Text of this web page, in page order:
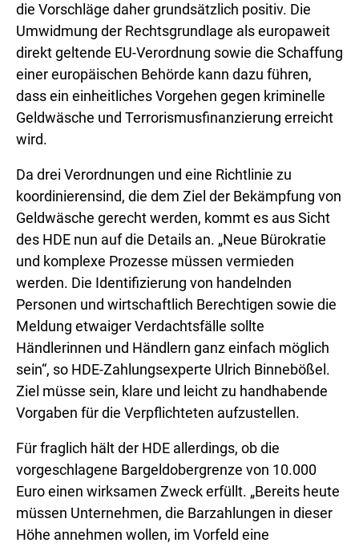
die Vorschläge daher grundsätzlich positiv. Die
Umwidmung der Rechtsgrundlage als europaweit
direkt geltende EU-Verordnung sowie die Schaffung
einer europäischen Behörde kann dazu führen,
dass ein einheitliches Vorgehen gegen kriminelle
Geldwäsche und Terrorismusfinanzierung erreicht
wird.
Da drei Verordnungen und eine Richtlinie zu
koordinierensind, die dem Ziel der Bekämpfung von
Geldwäsche gerecht werden, kommt es aus Sicht
des HDE nun auf die Details an. „Neue Bürokratie
und komplexe Prozesse müssen vermieden
werden. Die Identifizierung von handelnden
Personen und wirtschaftlich Berechtigen sowie die
Meldung etwaiger Verdachtsfälle sollte
Händlerinnen und Händlern ganz einfach möglich
sein“, so HDE-Zahlungsexperte Ulrich Binnebößel.
Ziel müsse sein, klare und leicht zu handhabende
Vorgaben für die Verpflichteten aufzustellen.
Für fraglich hält der HDE allerdings, ob die
vorgeschlagene Bargeldobergrenze von 10.000
Euro einen wirksamen Zweck erfüllt. „Bereits heute
müssen Unternehmen, die Barzahlungen in dieser
Höhe annehmen wollen, im Vorfeld eine